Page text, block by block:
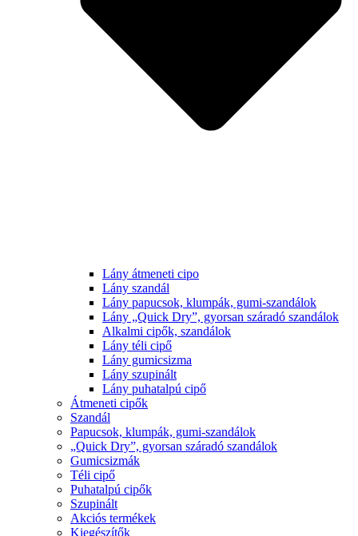
Lány átmeneti cipo
Lány szandál
Lány papucsok, klumpák, gumi-szandálok
Lány „Quick Dry”, gyorsan száradó szandálok
Alkalmi cipők, szandálok
Lány téli cipő
Lány gumicsizma
Lány szupinált
Lány puhatalpú cipő
Átmeneti cipők
Szandál
Papucsok, klumpák, gumi-szandálok
„Quick Dry”, gyorsan száradó szandálok
Gumicsizmák
Téli cipő
Puhatalpú cipők
Szupinált
Akciós termékek
Kiegészítők